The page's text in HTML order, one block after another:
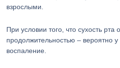
взрослыми.
При условии того, что сухость рта
продолжительностью – вероятно
воспаление.